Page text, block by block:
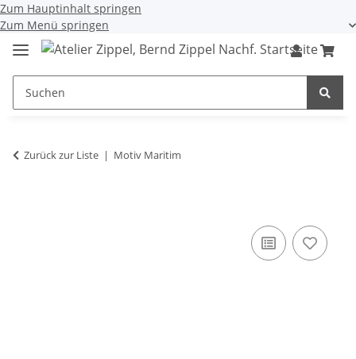
Zum Hauptinhalt springen
Zum Menü springen
Zurück zur Liste Motiv Maritim